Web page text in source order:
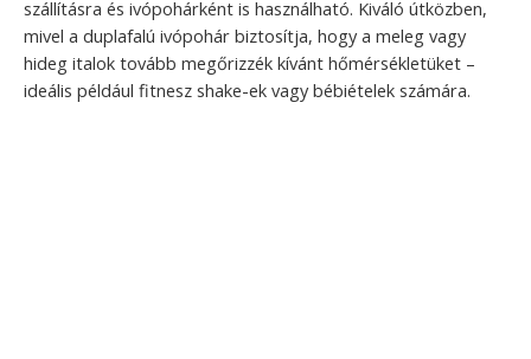
szállításra és ivópohárként is használható. Kiváló útközben,
mivel a duplafalú ivópohár biztosítja, hogy a meleg vagy
hideg italok tovább megőrizzék kívánt hőmérsékletüket –
ideális például fitnesz shake-ek vagy bébiételek számára.